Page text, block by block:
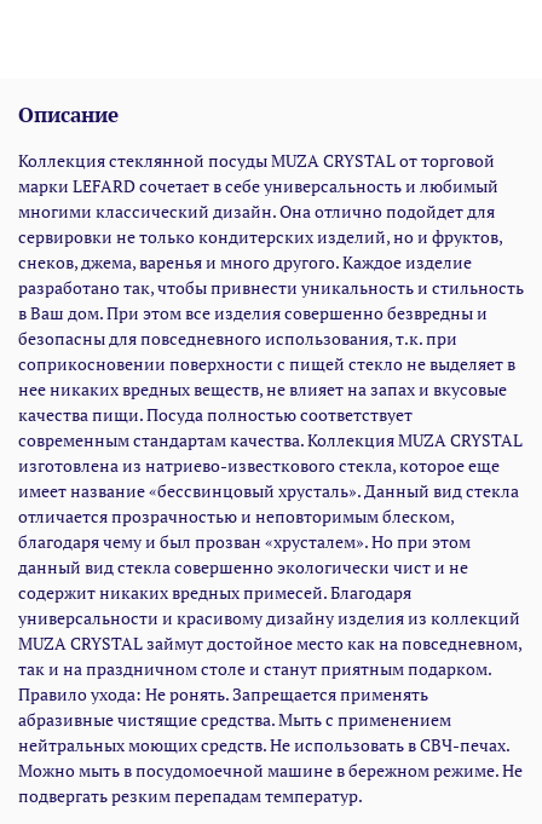
содержит никаких вредных примесей. Благодаря
MUZA CRYSTAL займут достойное место как на повседневном,
так и на праздничном столе и станут приятным подарком.
Правило ухода: Не ронять. Запрещается применять
абразивные чистящие средства. Мыть с применением
нейтральных моющих средств. Не использовать в СВЧ-печах.
Можно мыть в посудомоечной машине в бережном режиме. Не
подвергать резким перепадам температур.
Описание
Коллекция стеклянной посуды MUZA CRYSTAL от торговой
марки LEFARD сочетает в себе универсальность и любимый
многими классический дизайн. Она отлично подойдет для
сервировки не только кондитерских изделий, но и фруктов,
снеков, джема, варенья и много другого. Каждое изделие
разработано так, чтобы привнести уникальность и стильность
в Ваш дом. При этом все изделия совершенно безвредны и
безопасны для повседневного использования, т.к. при
соприкосновении поверхности с пищей стекло не выделяет в
нее никаких вредных веществ, не влияет на запах и вкусовые
качества пищи. Посуда полностью соответствует
современным стандартам качества. Коллекция MUZA CRYSTAL
изготовлена из натриево-известкового стекла, которое еще
имеет название «бессвинцовый хрусталь». Данный вид стекла
отличается прозрачностью и неповторимым блеском,
благодаря чему и был прозван «хрусталем». Но при этом
данный вид стекла совершенно экологически чист и не
содержит никаких вредных примесей. Благодаря
универсальности и красивому дизайну изделия из коллекций
MUZA CRYSTAL займут достойное место как на повседневном,
так и на праздничном столе и станут приятным подарком.
Правило ухода: Не ронять. Запрещается применять
абразивные чистящие средства. Мыть с применением
нейтральных моющих средств. Не использовать в СВЧ-печах.
Можно мыть в посудомоечной машине в бережном режиме. Не
подвергать резким перепадам температур.